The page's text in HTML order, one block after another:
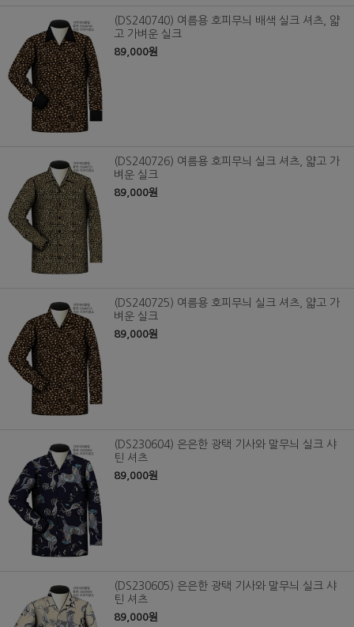
(DS240740) 여름용 호피무늬 배색 실크 셔츠, 얇
고 가벼운 실크
89,000원
(DS240726) 여름용 호피무늬 실크 셔츠, 얇고 가
벼운 실크
89,000원
(DS240725) 여름용 호피무늬 실크 셔츠, 얇고 가
벼운 실크
89,000원
(DS230604) 은은한 광택 기사와 말무늬 실크 샤
틴 셔츠
89,000원
(DS230605) 은은한 광택 기사와 말무늬 실크 샤
틴 셔츠
89,000원